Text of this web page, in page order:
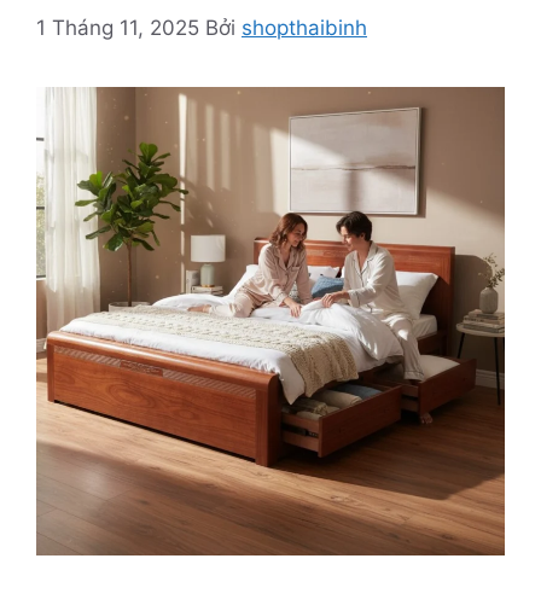
1 Tháng 11, 2025 Bởi shopthaibinh